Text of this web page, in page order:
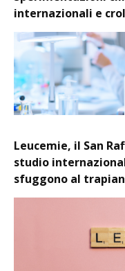
internazionali e
Leucemie, il San
studio
sfuggono al